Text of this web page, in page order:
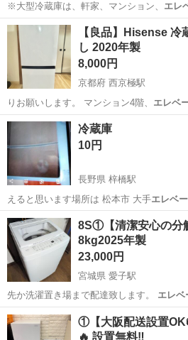
※大型冷蔵庫は、軒家、マンション、 エレ
は対応できますが…
埼玉 桶川市 桶川駅 生活家電
【良品】Hisense 冷
し 2020年製
8,000円
京都府 西京極駅
りお願いします。 マンション4階、 エレベ
必要かと思いま…
京都 京都市 西京極駅
冷蔵庫
10円
長野県 梓橋駅
えると思います場所は 松本市 大手エレベ
すのは簡単です…
長野 松本市 梓橋駅 生活雑貨
8S①【清潔安心の分
8kg2025年製
23,000円
宮城県 愛子駅
先か洗濯置き場まで配達致します。 エレベ
達は事前に必ずご…
宮城 仙台市 愛子駅 生活家電
①【大阪配送設置
🔥 設置無料‼️